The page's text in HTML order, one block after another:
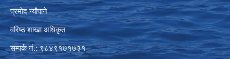
प्रमोद न्यौपाने
वरिष्ठ शाखा अधिकृत
सम्पर्क नं.: ९८४९१७१७३१